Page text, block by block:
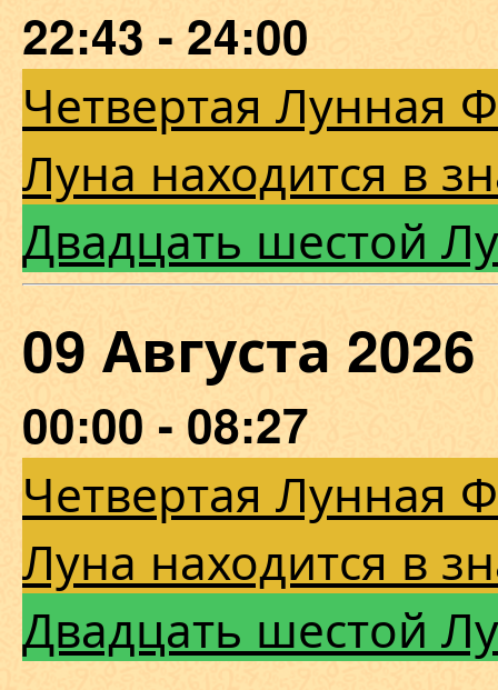
22:43 - 24:00
Четвертая Лунная
Луна находится в
Двадцать шестой
09 Августа
00:00 - 08:27
Четвертая Лунная
Луна находится в
Двадцать шестой